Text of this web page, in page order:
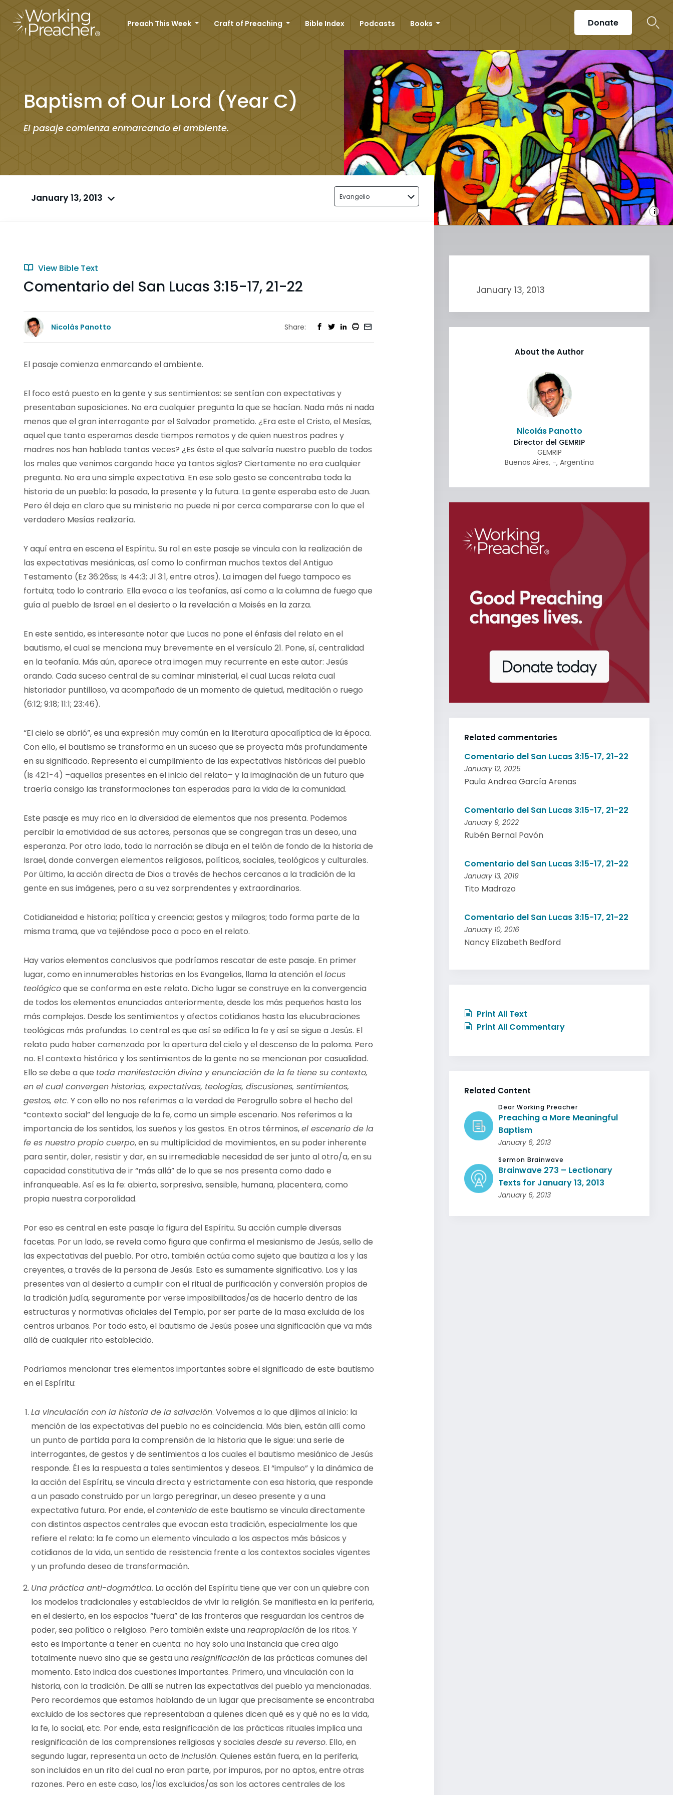
Preach This Week Craft of Preaching Bible Index Podcasts Books Donate
Baptism of Our Lord (Year C)
El pasaje comienza enmarcando el ambiente.
January 13, 2013 Evangelio
View Bible Text
Comentario del San Lucas 3:15-17, 21-22
Nicolás Panotto Share:
El pasaje comienza enmarcando el ambiente.
El foco está puesto en la gente y sus sentimientos: se sentían con expectativas y
presentaban suposiciones. No era cualquier pregunta la que se hacían. Nada más ni nada
menos que el gran interrogante por el Salvador prometido. ¿Era este el Cristo, el Mesías,
aquel que tanto esperamos desde tiempos remotos y de quien nuestros padres y
madres nos han hablado tantas veces? ¿Es éste el que salvaría nuestro pueblo de todos
los males que venimos cargando hace ya tantos siglos? Ciertamente no era cualquier
pregunta. No era una simple expectativa. En ese solo gesto se concentraba toda la
historia de un pueblo: la pasada, la presente y la futura. La gente esperaba esto de Juan.
Pero él deja en claro que su ministerio no puede ni por cerca compararse con lo que el
verdadero Mesías realizaría.
Y aquí entra en escena el Espíritu. Su rol en este pasaje se vincula con la realización de
las expectativas mesiánicas, así como lo confirman muchos textos del Antiguo
Testamento (Ez 36:26ss; Is 44:3; Jl 3:1, entre otros). La imagen del fuego tampoco es
fortuita; todo lo contrario. Ella evoca a las teofanías, así como a la columna de fuego que
guía al pueblo de Israel en el desierto o la revelación a Moisés en la zarza.
En este sentido, es interesante notar que Lucas no pone el énfasis del relato en el
bautismo, el cual se menciona muy brevemente en el versículo 21. Pone, sí, centralidad
en la teofanía. Más aún, aparece otra imagen muy recurrente en este autor: Jesús
orando. Cada suceso central de su caminar ministerial, el cual Lucas relata cual
historiador puntilloso, va acompañado de un momento de quietud, meditación o ruego
(6:12; 9:18; 11:1; 23:46).
“El cielo se abrió”, es una expresión muy común en la literatura apocalíptica de la época.
Con ello, el bautismo se transforma en un suceso que se proyecta más profundamente
en su significado. Representa el cumplimiento de las expectativas históricas del pueblo
(Is 42:1-4) –aquellas presentes en el inicio del relato– y la imaginación de un futuro que
traería consigo las transformaciones tan esperadas para la vida de la comunidad.
Este pasaje es muy rico en la diversidad de elementos que nos presenta. Podemos
percibir la emotividad de sus actores, personas que se congregan tras un deseo, una
esperanza. Por otro lado, toda la narración se dibuja en el telón de fondo de la historia de
Israel, donde convergen elementos religiosos, políticos, sociales, teológicos y culturales.
Por último, la acción directa de Dios a través de hechos cercanos a la tradición de la
gente en sus imágenes, pero a su vez sorprendentes y extraordinarios.
Cotidianeidad e historia; política y creencia; gestos y milagros; todo forma parte de la
misma trama, que va tejiéndose poco a poco en el relato.
Hay varios elementos conclusivos que podríamos rescatar de este pasaje. En primer
lugar, como en innumerables historias en los Evangelios, llama la atención ellocus
teológicoque se conforma en este relato. Dicho lugar se construye en la convergencia
de todos los elementos enunciados anteriormente, desde los más pequeños hasta los
más complejos. Desde los sentimientos y afectos cotidianos hasta las elucubraciones
teológicas más profundas. Lo central es que así se edifica la fe y así se sigue a Jesús. El
relato pudo haber comenzado por la apertura del cielo y el descenso de la paloma. Pero
no. El contexto histórico y los sentimientos de la gente no se mencionan por casualidad.
Ello se debe a que toda manifestación divina y enunciación de la fe tiene su contexto,
en el cual convergen historias, expectativas, teologías, discusiones, sentimientos,
gestos, etc. Y con ello no nos referimos a la verdad de Perogrullo sobre el hecho del
“contexto social” del lenguaje de la fe, como un simple escenario. Nos referimos a la
importancia de los sentidos, los sueños y los gestos. En otros términos,el escenario de la
fe es nuestro propio cuerpo, en su multiplicidad de movimientos, en su poder inherente
para sentir, doler, resistir y dar, en su irremediable necesidad de ser junto al otro/a, en su
capacidad constitutiva de ir “más allá” de lo que se nos presenta como dado e
infranqueable. Así es la fe: abierta, sorpresiva, sensible, humana, placentera, como
propia nuestra corporalidad.
Por eso es central en este pasaje la figura del Espíritu. Su acción cumple diversas
facetas. Por un lado, se revela como figura que confirma el mesianismo de Jesús, sello de
las expectativas del pueblo. Por otro, también actúa como sujeto que bautiza a los y las
creyentes, a través de la persona de Jesús. Esto es sumamente significativo. Los y las
presentes van al desierto a cumplir con el ritual de purificación y conversión propios de
la tradición judía, seguramente por verse imposibilitados/as de hacerlo dentro de las
estructuras y normativas oficiales del Templo, por ser parte de la masa excluida de los
centros urbanos. Por todo esto, el bautismo de Jesús posee una significación que va más
allá de cualquier rito establecido.
Podríamos mencionar tres elementos importantes sobre el significado de este bautismo
en el Espíritu:
La vinculación con la historia de la salvación. Volvemos a lo que dijimos al inicio: la
mención de las expectativas del pueblo no es coincidencia. Más bien, están allí como
un punto de partida para la comprensión de la historia que le sigue: una serie de
interrogantes, de gestos y de sentimientos a los cuales el bautismo mesiánico de Jesús
responde. Él es la respuesta a tales sentimientos y deseos. El “impulso” y la dinámica de
la acción del Espíritu, se vincula directa y estrictamente con esa historia, que responde
a un pasado construido por un largo peregrinar, un deseo presente y a una
expectativa futura. Por ende, elcontenidode este bautismo se vincula directamente
con distintos aspectos centrales que evocan esta tradición, especialmente los que
refiere el relato: la fe como un elemento vinculado a los aspectos más básicos y
cotidianos de la vida, un sentido de resistencia frente a los contextos sociales vigentes
y un profundo deseo de transformación.
Una práctica anti-dogmática. La acción del Espíritu tiene que ver con un quiebre con
los modelos tradicionales y establecidos de vivir la religión. Se manifiesta en la periferia,
en el desierto, en los espacios “fuera” de las fronteras que resguardan los centros de
poder, sea político o religioso. Pero también existe unareapropiaciónde los ritos. Y
esto es importante a tener en cuenta: no hay solo una instancia que crea algo
totalmente nuevo sino que se gesta unaresignificaciónde las prácticas comunes del
momento. Esto indica dos cuestiones importantes. Primero, una vinculación con la
historia, con la tradición. De allí se nutren las expectativas del pueblo ya mencionadas.
Pero recordemos que estamos hablando de un lugar que precisamente se encontraba
excluido de los sectores que representaban a quienes dicen qué es y qué no es la vida,
la fe, lo social, etc. Por ende, esta resignificación de las prácticas rituales implica una
resignificación de las comprensiones religiosas y sociales desde su reverso. Ello, en
segundo lugar, representa un acto de inclusión. Quienes están fuera, en la periferia,
son incluidos en un rito del cual no eran parte, por impuros, por no aptos, entre otras
razones. Pero en este caso, los/las excluidos/as son los actores centrales de los
January 13, 2013
About the Author
Nicolás Panotto
Director del GEMRIP
GEMRIP
Buenos Aires, -, Argentina
Related commentaries
Comentario del San Lucas 3:15-17, 21-22
January 12, 2025
Paula Andrea García Arenas
Comentario del San Lucas 3:15-17, 21-22
January 9, 2022
Rubén Bernal Pavón
Comentario del San Lucas 3:15-17, 21-22
January 13, 2019
Tito Madrazo
Comentario del San Lucas 3:15-17, 21-22
January 10, 2016
Nancy Elizabeth Bedford
Print All Text
Print All Commentary
Related Content
Dear Working Preacher
Preaching a More Meaningful
Baptism
January 6, 2013
Sermon Brainwave
Brainwave 273 – Lectionary
Texts for January 13, 2013
January 6, 2013